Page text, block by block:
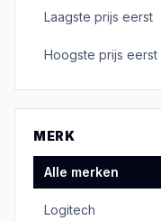
Laagste prijs eerst
Hoogste prijs eerst
MERK
Alle merken
Logitech